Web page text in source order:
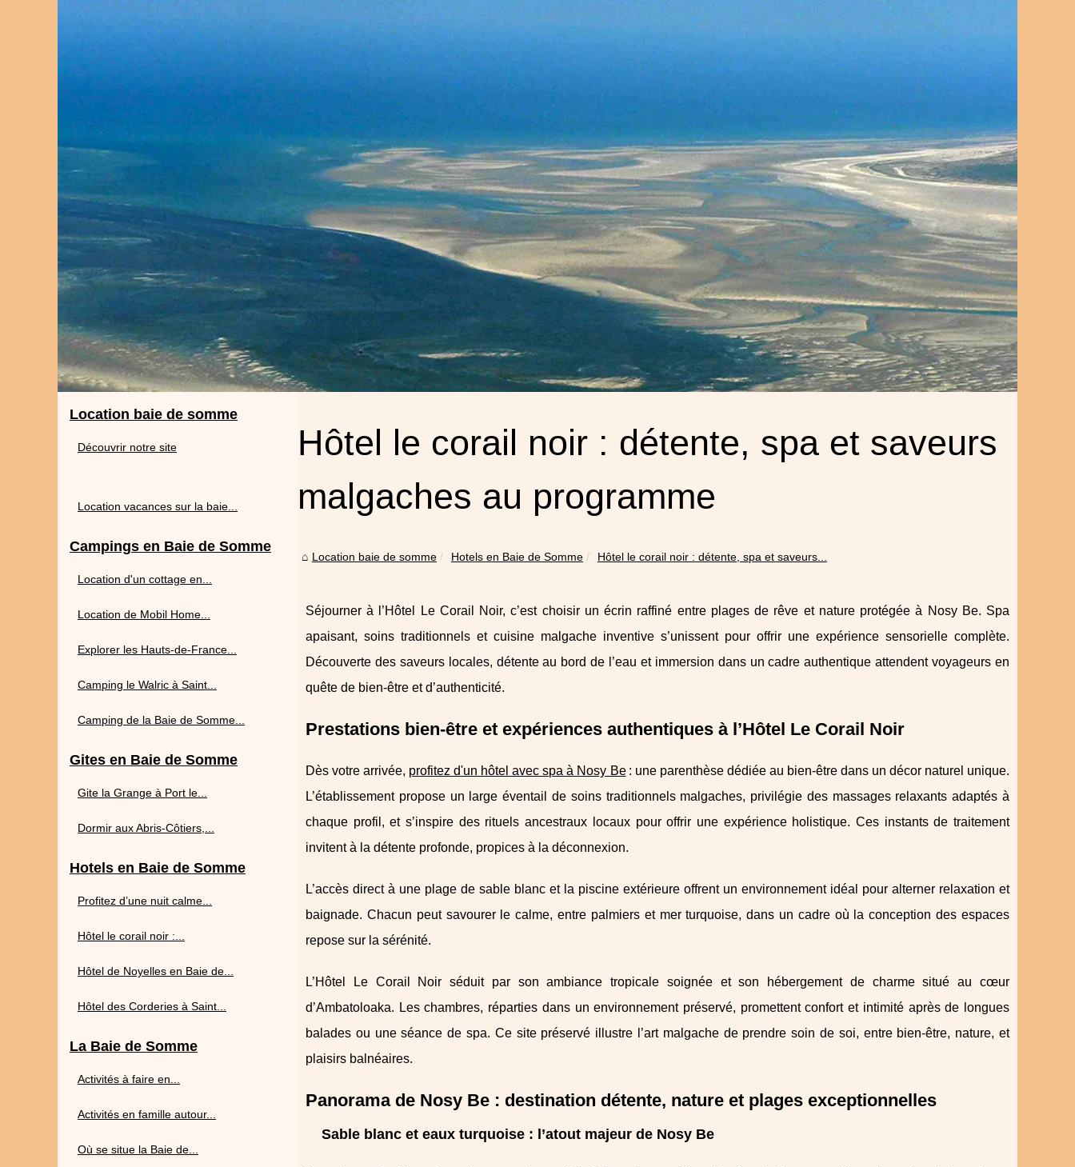
Hôtel le corail noir : détente, spa et saveurs
malgaches au programme
Location baie de somme Hotels en Baie de Somme Hôtel le corail noir : détente, spa et saveurs...
Séjourner à l’Hôtel Le Corail Noir, c’est choisir un écrin raffiné entre plages de rêve et nature protégée à Nosy Be. Spa
apaisant, soins traditionnels et cuisine malgache inventive s’unissent pour offrir une expérience sensorielle complète.
Découverte des saveurs locales, détente au bord de l’eau et immersion dans un cadre authentique attendent voyageurs en
quête de bien-être et d’authenticité.
Prestations bien-être et expériences authentiques à l’Hôtel Le Corail Noir
Dès votre arrivée, profitez d'un hôtel avec spa à Nosy Be: une parenthèse dédiée au bien-être dans un décor naturel unique.
L’établissement propose un large éventail de soins traditionnels malgaches, privilégie des massages relaxants adaptés à
chaque profil, et s’inspire des rituels ancestraux locaux pour offrir une expérience holistique. Ces instants de traitement
invitent à la détente profonde, propices à la déconnexion.
L’accès direct à une plage de sable blanc et la piscine extérieure offrent un environnement idéal pour alterner relaxation et
baignade. Chacun peut savourer le calme, entre palmiers et mer turquoise, dans un cadre où la conception des espaces
repose sur la sérénité.
L’Hôtel Le Corail Noir séduit par son ambiance tropicale soignée et son hébergement de charme situé au cœur
d’Ambatoloaka. Les chambres, réparties dans un environnement préservé, promettent confort et intimité après de longues
balades ou une séance de spa. Ce site préservé illustre l’art malgache de prendre soin de soi, entre bien-être, nature, et
plaisirs balnéaires.
Panorama de Nosy Be : destination détente, nature et plages exceptionnelles
Sable blanc et eaux turquoise : l’atout majeur de Nosy Be
Location baie de somme
Découvrir notre site
Location vacances sur la baie...
Campings en Baie de Somme
Location d'un cottage en...
Location de Mobil Home...
Explorer les Hauts-de-France...
Camping le Walric à Saint...
Camping de la Baie de Somme...
Gites en Baie de Somme
Gite la Grange à Port le...
Dormir aux Abris-Côtiers,...
Hotels en Baie de Somme
Profitez d’une nuit calme...
Hôtel le corail noir :...
Hôtel de Noyelles en Baie de...
Hôtel des Corderies à Saint...
La Baie de Somme
Activités à faire en...
Activités en famille autour...
Où se situe la Baie de...